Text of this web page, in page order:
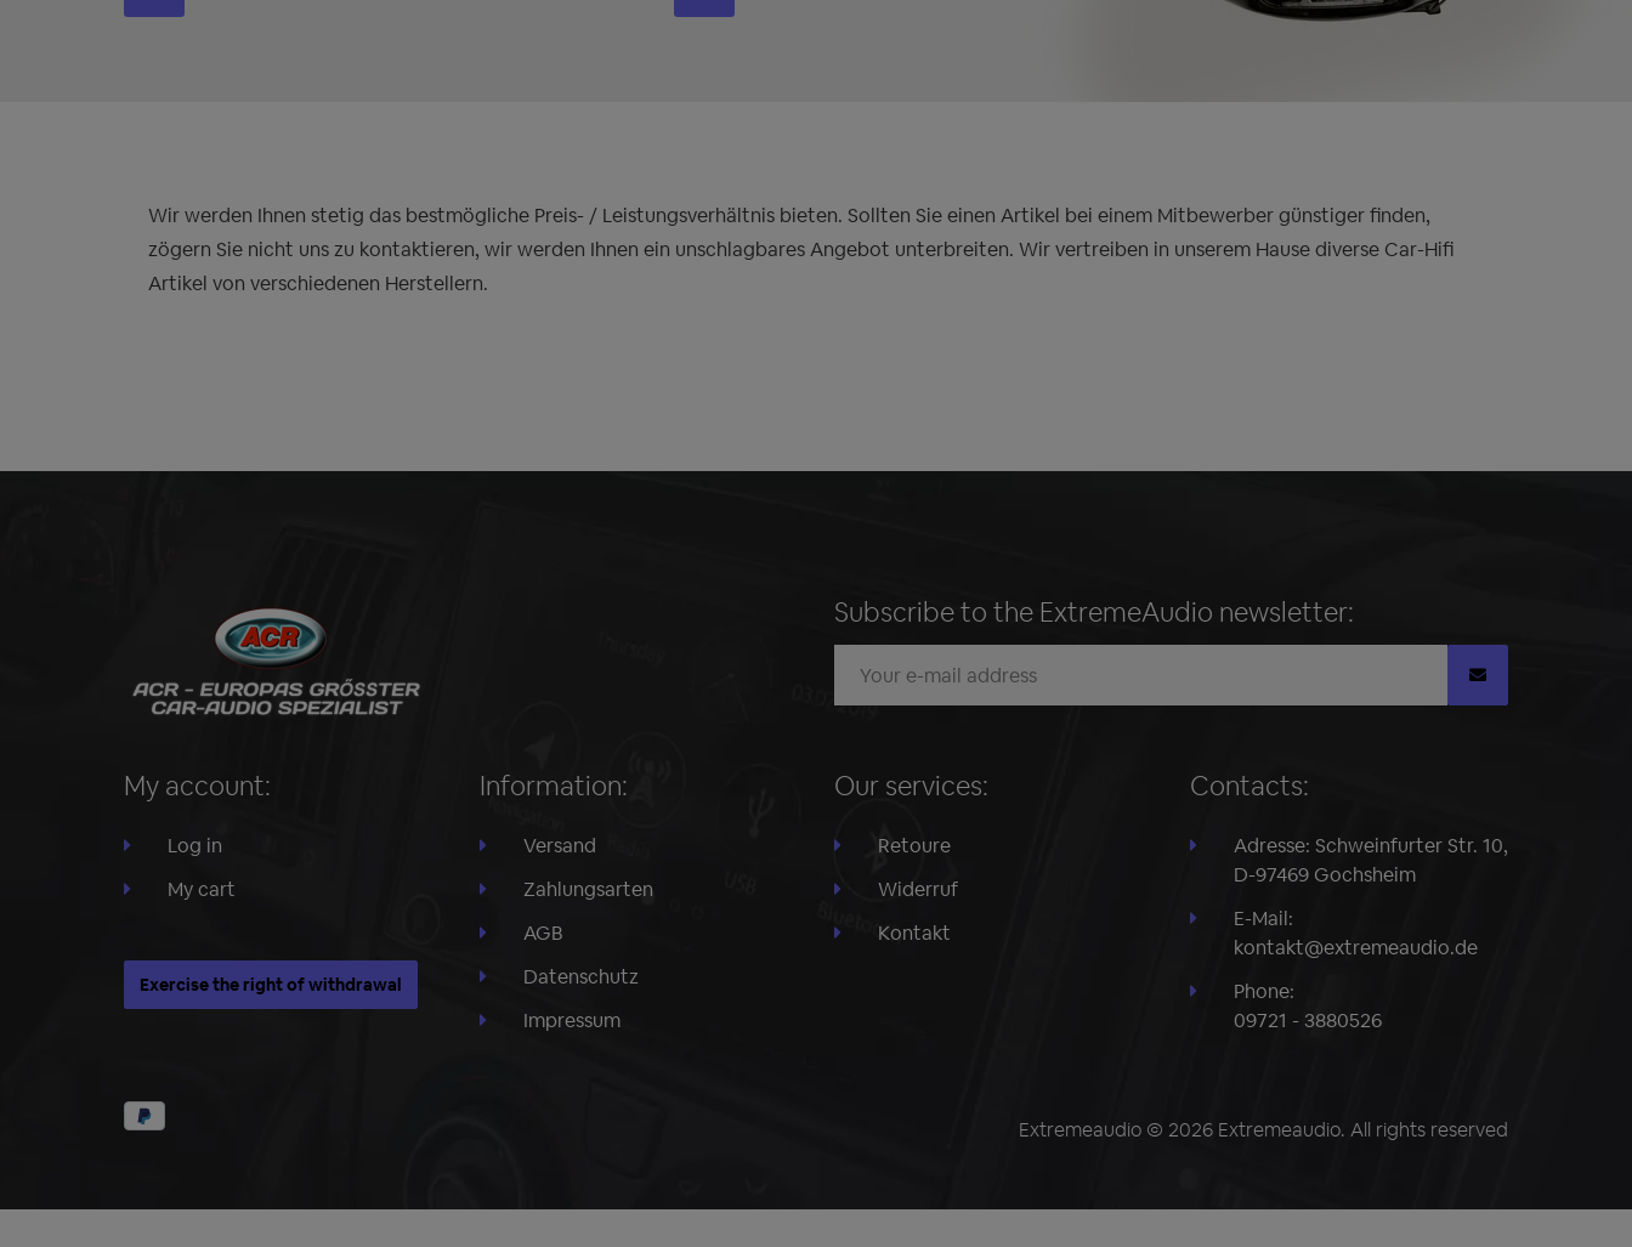
Wir werden Ihnen stetig das bestmögliche Preis- / Leistungsverhältnis bieten. Sollten Sie einen Artikel bei einem Mitbewerber günstiger finden,
zögern Sie nicht uns zu kontaktieren, wir werden Ihnen ein unschlagbares Angebot unterbreiten. Wir vertreiben in unserem Hause diverse Car-Hifi
Artikel von verschiedenen Herstellern.
Subscribe to the ExtremeAudio newsletter:
My account:
Log in
My cart
Exercise the right of withdrawal
Information:
Versand
Zahlungsarten
AGB
Datenschutz
Impressum
Our services:
Retoure
Widerruf
Kontakt
Contacts:
Adresse: Schweinfurter Str. 10,
D-97469 Gochsheim
E-Mail:
kontakt@extremeaudio.de
Phone:
09721 - 3880526
Extremeaudio © 2026 Extremeaudio. All rights reserved